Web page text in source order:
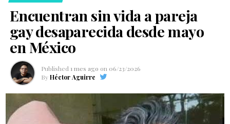
Encuentran sin vida a pareja
gay desaparecida desde mayo
en México
Published 1 mes ago on 06/23/2026
By Héctor Aguirre